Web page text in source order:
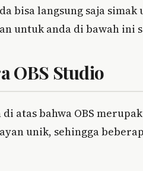
bisa langsung saja
untuk anda di bawah ini
OBS Studio
atas bahwa OBS
unik, sehingga